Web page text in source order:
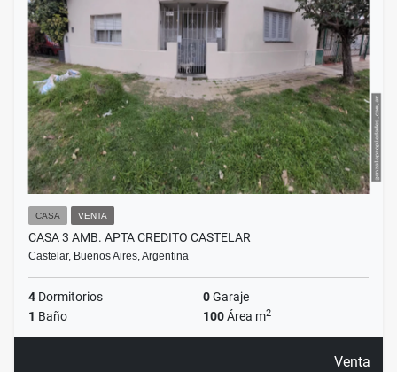
CASA VENTA
CASA 3 AMB. APTA CREDITO CASTELAR
Castelar, Buenos Aires, Argentina
4 Dormitorios 0Garaje
1 Baño 100Área m2
Venta